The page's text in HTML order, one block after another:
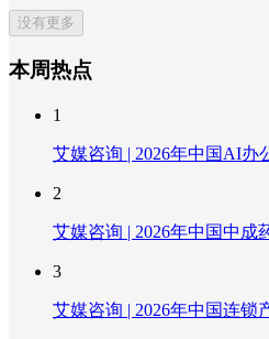
没有更多
本周热点
1
艾媒咨询 | 2026年中国AI办
2
艾媒咨询 | 2026年中国中成
3
艾媒咨询 | 2026年中国连锁